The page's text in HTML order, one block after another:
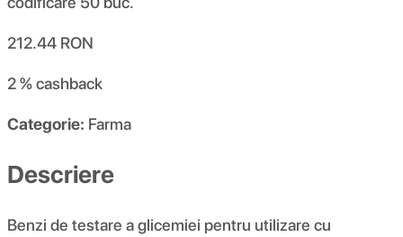
212.44 RON
2 %cashback
Categorie: Farma
Descriere
Benzi de testare a glicemiei pentru utilizare cu